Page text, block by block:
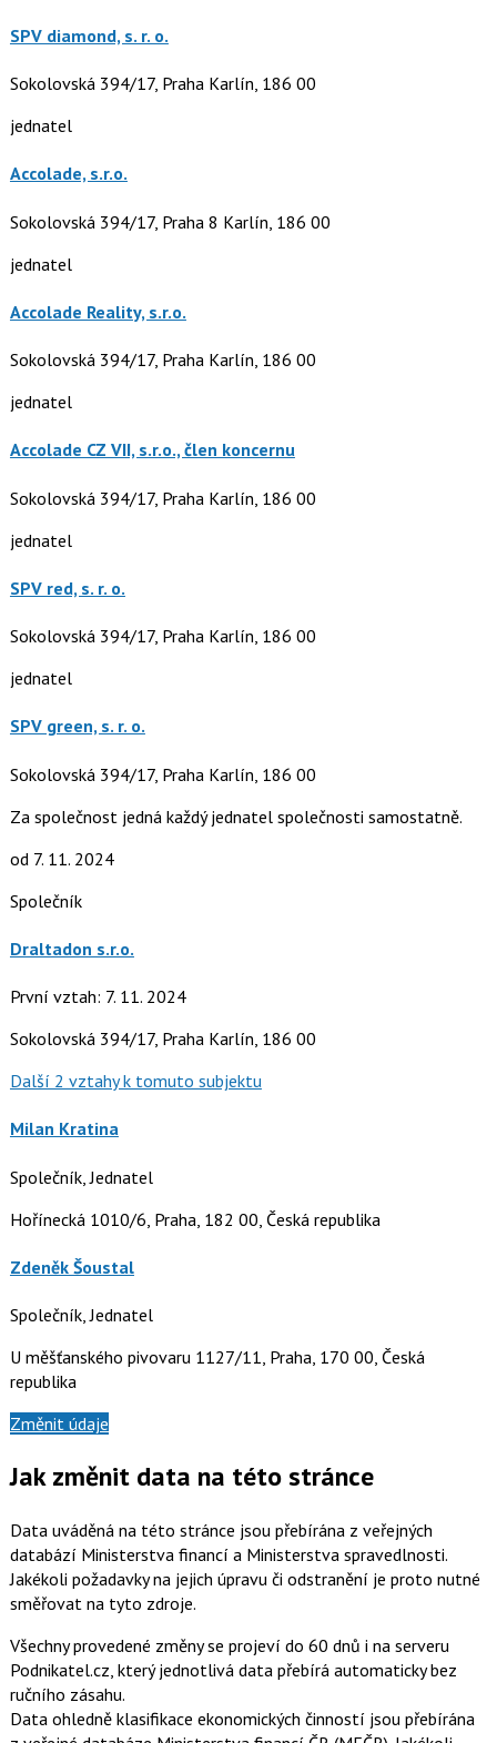
SPV diamond, s. r. o.
Sokolovská 394/17, Praha Karlín, 186 00
jednatel
Accolade, s.r.o.
Sokolovská 394/17, Praha 8 Karlín, 186 00
jednatel
Accolade Reality, s.r.o.
Sokolovská 394/17, Praha Karlín, 186 00
jednatel
Accolade CZ VII, s.r.o., člen koncernu
Sokolovská 394/17, Praha Karlín, 186 00
jednatel
SPV red, s. r. o.
Sokolovská 394/17, Praha Karlín, 186 00
jednatel
SPV green, s. r. o.
Sokolovská 394/17, Praha Karlín, 186 00
Za společnost jedná každý jednatel společnosti samostatně.
od 7. 11. 2024
Společník
Draltadon s.r.o.
První vztah: 7. 11. 2024
Sokolovská 394/17, Praha Karlín, 186 00
Další 2 vztahy k tomuto subjektu
Milan Kratina
Společník, Jednatel
Hořínecká 1010/6, Praha, 182 00, Česká republika
Zdeněk Šoustal
Společník, Jednatel
U měšťanského pivovaru 1127/11, Praha, 170 00, Česká
republika
Změnit údaje
Jak změnit data na této stránce
Data uváděná na této stránce jsou přebírána z veřejných
databází Ministerstva financí a Ministerstva spravedlnosti.
Jakékoli požadavky na jejich úpravu či odstranění je proto nutné
směřovat na tyto zdroje.
Všechny provedené změny se projeví do 60 dnů i na serveru
Podnikatel.cz, který jednotlivá data přebírá automaticky bez
ručního zásahu.
Data ohledně klasifikace ekonomických činností jsou přebírána